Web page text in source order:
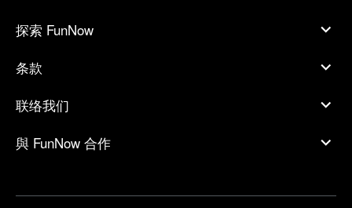
探索 FunNow
条款
联络我们
與 FunNow 合作